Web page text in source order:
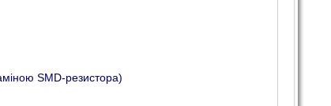
SMD-резистора)